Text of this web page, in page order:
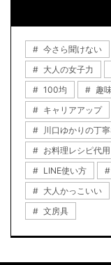
今さら聞けない
大人の女子力
100均
趣
キャリアアップ
川口ゆかりの丁
お料理レシピ代用
LINE使い方
大人かっこいい
文房具